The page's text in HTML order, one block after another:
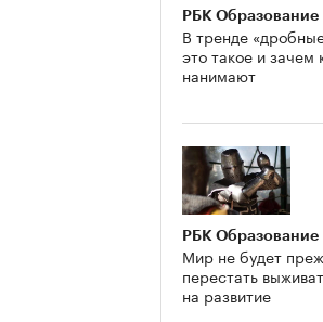
РБК Образование
В тренде
это такое и зачем
нанимают
РБК Образование
Мир не будет
перестать
на развитие